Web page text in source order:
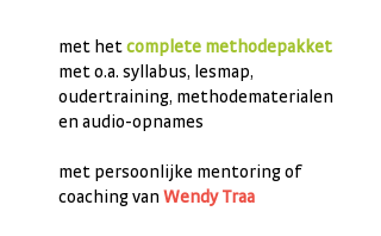
met het complete methodepakket
met o.a. syllabus, lesmap,
oudertraining, methodematerialen
en audio-opnames
met persoonlijke mentoring of
coaching van Wendy Traa